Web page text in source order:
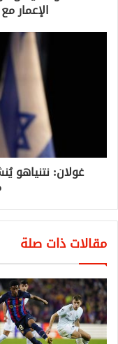
الإعمار
غولان: نتنياهو
مقالات ذات صلة